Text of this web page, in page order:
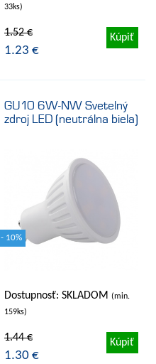
33ks)
1.52 €
1.23 €
Kúpiť
GU10 6W-NW Svetelný
zdroj LED (neutrálna biela)
- 10%
Dostupnosť: SKLADOM (min.
159ks)
1.44 €
1.30 €
Kúpiť